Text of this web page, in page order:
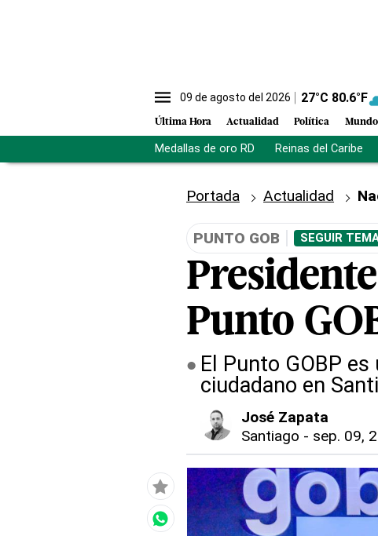
09 de agosto del 2026 27°C 80.6°F
Última Hora Actualidad Política Mundo
Medallas de oro RD Reinas del Caribe
Portada Actualidad
PUNTO GOB SEGUIR
Punto
El Punto GOBP
ciudadano en
José Zapata
Santiago - sep. 09,